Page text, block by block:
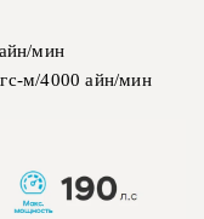
мин
м/4000 айн/мин